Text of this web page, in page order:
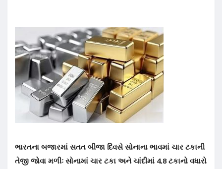
ભારતના બજારમાં સતત બીજા દિવસે સોનાના ભાવમાં ચાર ટકાની
તેજી જોવા મળીઃ સોનામાં ચાર ટકા અને ચાંદીમાં 4.8 ટકાનો વધારો